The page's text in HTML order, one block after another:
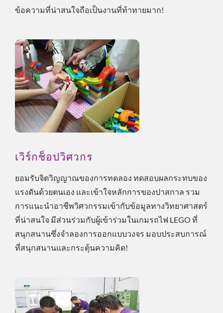
ข้อความที่น่าสนใจถือเป็นงานที่ท้าทายมาก!
เวิร์กช็อปวิศวกร
ยอมรับจิตวิญญาณของการทดลอง ทดสอบผลกระทบของ
แรงดันด้วยตนเอง และเข้าใจหลักการของปาสกาล รวม
การแนะนำอาชีพวิศวกรรมเข้ากับข้อมูลทางวิทยาศาสตร์
ที่น่าสนใจ มีส่วนร่วมกับผู้เข้าร่วมในเกมรถไฟ LEGO ที่
สนุกสนานซึ่งจำลองการออกแบบวงจร มอบประสบการณ์
ที่สนุกสนานและกระตุ้นความคิด!